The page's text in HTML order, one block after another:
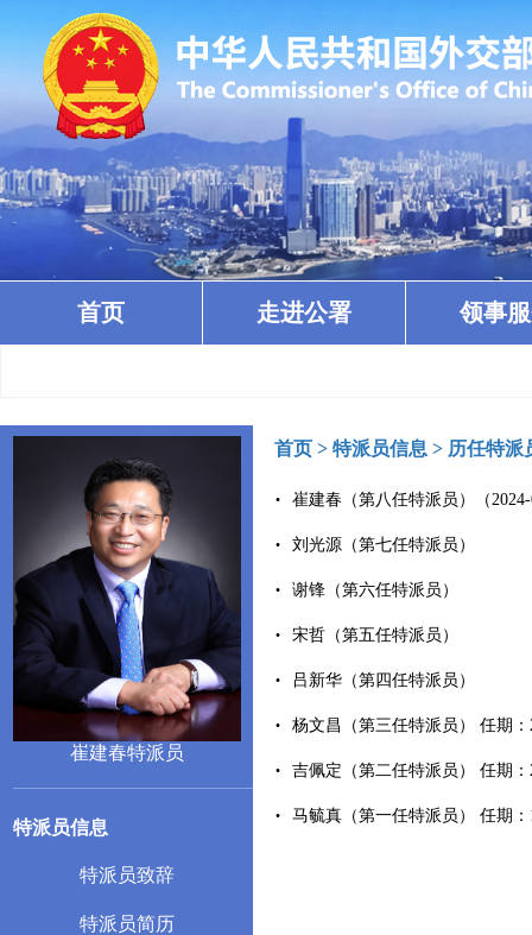
首页 走进公署 领事
崔建春特派员
特派员信息
特派员致辞
特派员简历
首页 > 特派员信息 > 历任特派
崔建春（第八任特派员）（
刘光源（第七任特派员）
谢锋（第六任特派员）
宋哲（第五任特派员）
吕新华（第四任特派员）
杨文昌（第三任特派员） 任期：
吉佩定（第二任特派员） 任期：
马毓真（第一任特派员） 任期：